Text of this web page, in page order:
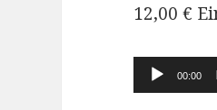
12,00 €
Audio-
Player
00:00